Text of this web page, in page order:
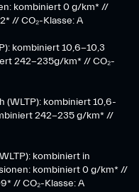
kombiniert 0 g/km* //
// CO₂-Klasse: A
kombiniert 10,6-10,3
242-235g/km* // CO₂-
(WLTP): kombiniert 10,6-
242-235 g/km* //
kombiniert in
kombiniert 0 g/km* //
// CO₂-Klasse: A